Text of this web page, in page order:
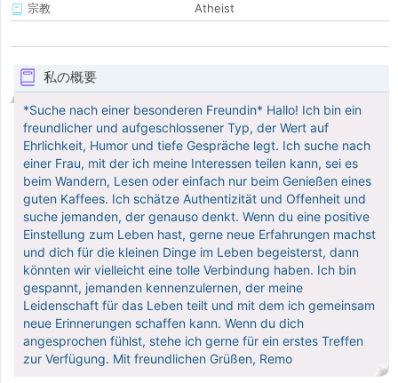
宗教
Atheist
私の概要
*Suche nach einer besonderen Freundin* Hallo! Ich bin ein
freundlicher und aufgeschlossener Typ, der Wert auf
Ehrlichkeit, Humor und tiefe Gespräche legt. Ich suche nach
einer Frau, mit der ich meine Interessen teilen kann, sei es
beim Wandern, Lesen oder einfach nur beim Genießen eines
guten Kaffees. Ich schätze Authentizität und Offenheit und
suche jemanden, der genauso denkt. Wenn du eine positive
Einstellung zum Leben hast, gerne neue Erfahrungen machst
und dich für die kleinen Dinge im Leben begeisterst, dann
könnten wir vielleicht eine tolle Verbindung haben. Ich bin
gespannt, jemanden kennenzulernen, der meine
Leidenschaft für das Leben teilt und mit dem ich gemeinsam
neue Erinnerungen schaffen kann. Wenn du dich
angesprochen fühlst, stehe ich gerne für ein erstes Treffen
zur Verfügung. Mit freundlichen Grüßen, Remo